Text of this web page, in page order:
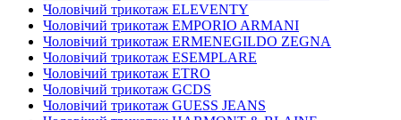
Чоловічий трикотаж ELEVENTY
Чоловічий трикотаж EMPORIO ARMANI
Чоловічий трикотаж ERMENEGILDO ZEGNA
Чоловічий трикотаж ESEMPLARE
Чоловічий трикотаж ETRO
Чоловічий трикотаж GCDS
Чоловічий трикотаж GUESS JEANS